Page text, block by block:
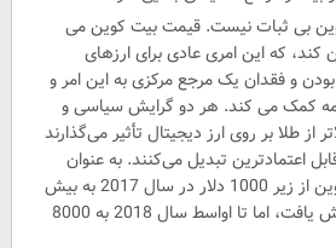
بی ثبات نیست. قیمت بیت کوین می
کند، که این امری عادی برای ارزهای
و فقدان یک مرجع مرکزی به این امر و
کمک می کند. هر دو گرایش سیاسی و
از طلا بر روی ارز دیجیتال تأثیر می‌گذارند
اعتمادترین تبدیل می‌کنند. به عنوان
مثال، قیمت بیت کوین از زیر 1000 دلار در سال 2017 به بیش
از 19000 دلار افزایش یافت، اما تا اواسط سال 2018 به 8000